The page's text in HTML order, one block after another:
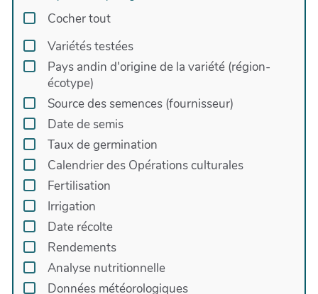
Cocher tout
Variétés testées
Pays andin d'origine de la variété (région-
écotype)
Source des semences (fournisseur)
Date de semis
Taux de germination
Calendrier des Opérations culturales
Fertilisation
Irrigation
Date récolte
Rendements
Analyse nutritionnelle
Données météorologiques